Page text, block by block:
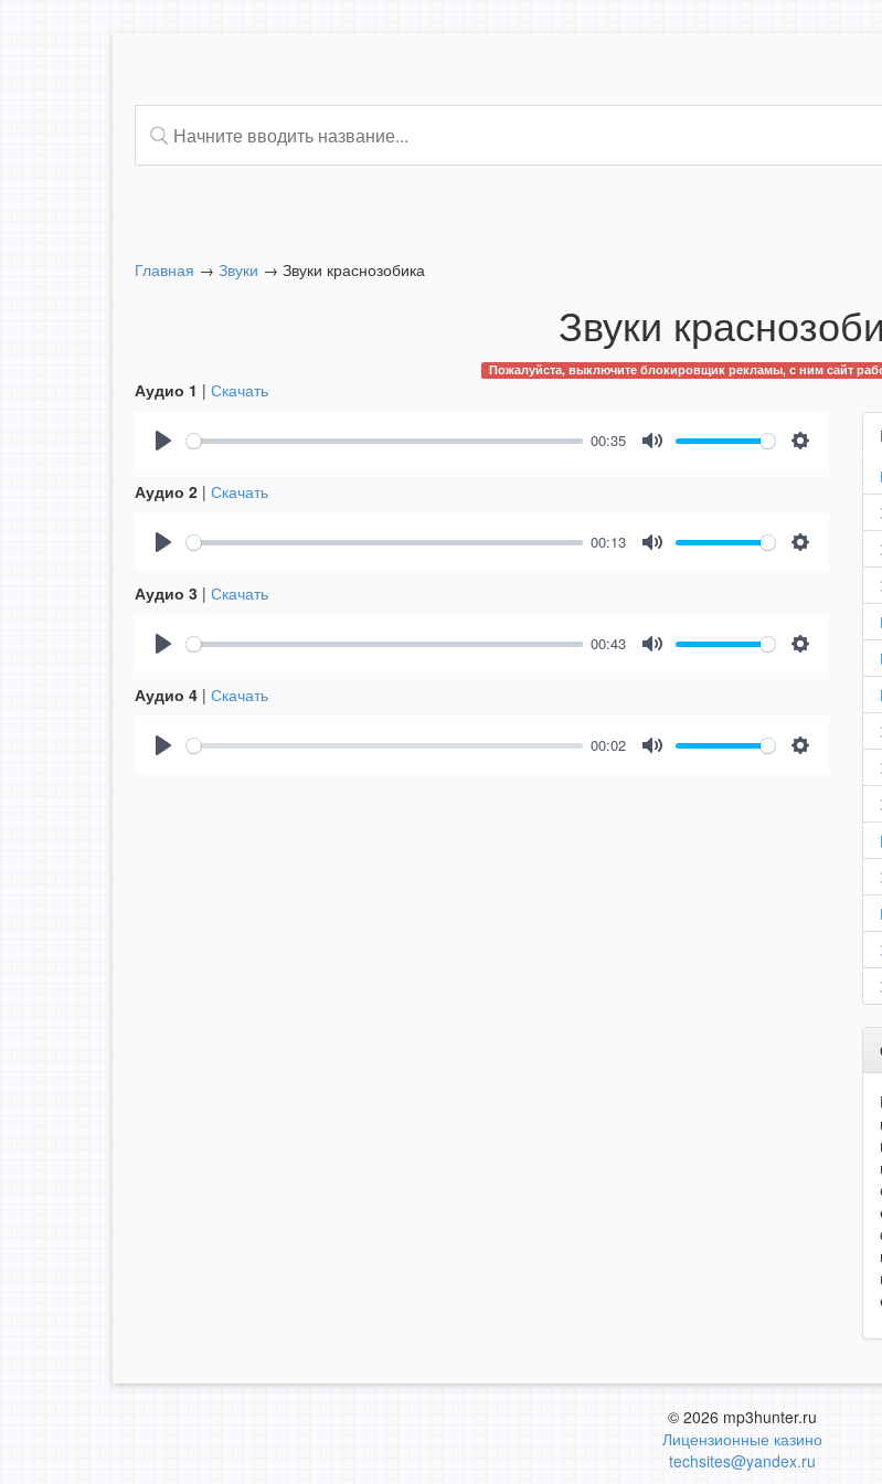
Главная → Звуки → Звуки краснозобика
Звуки
Пожалуйста, выключите блокировщик рекламы, с ним сайт
Аудио 1 | Скачать
00:35
Аудио 2 | Скачать
00:13
Аудио 3 | Скачать
00:43
Аудио 4 | Скачать
00:02
© 2026 mp3hunter.ru
Лицензионные казино
techsites@yandex.ru